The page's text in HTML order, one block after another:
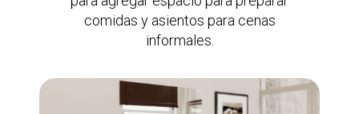
comidas y asientos para cenas
informales.